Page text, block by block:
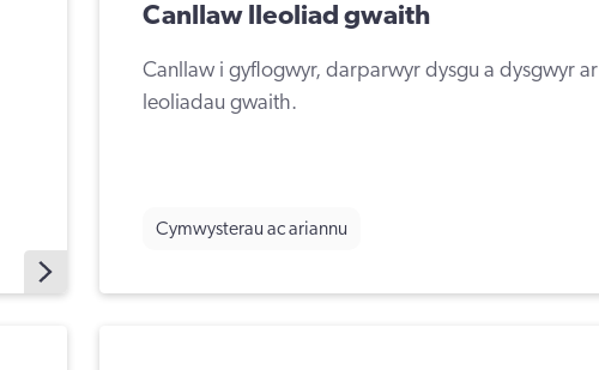
Canllaw lleoliad gwaith
Canllaw i gyflogwyr, darparwyr dysgu a dysgwyr ar
leoliadau gwaith.
Cymwysterau ac ariannu